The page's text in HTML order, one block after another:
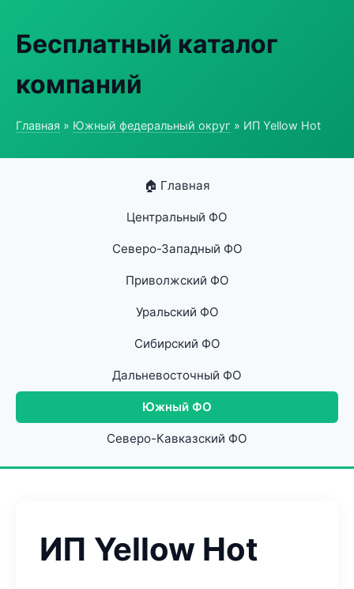
Бесплатный каталог
компаний
Главная » Южный федеральный округ » ИП Yellow Hot
🏠 Главная
Центральный ФО
Северо-Западный ФО
Приволжский ФО
Уральский ФО
Сибирский ФО
Дальневосточный ФО
Южный ФО
Северо-Кавказский ФО
ИП Yellow Hot